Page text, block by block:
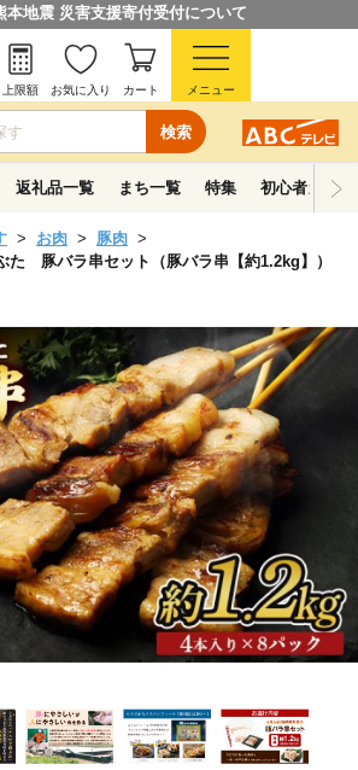
本地震 災害支援寄付受付について
検索
上限額 お気に入り カート メニュー
返礼品一覧 まち一覧 特集 初心者ガイド
お肉
豚肉
豚バラ串セット（豚バラ串【約1.2kg】）